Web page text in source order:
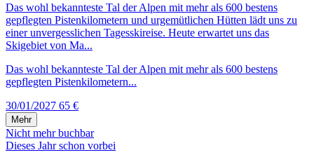
Das wohl bekannteste Tal der Alpen mit mehr als 600 bestens
gepflegten Pistenkilometern und urgemütlichen Hütten lädt uns zu
einer unvergesslichen Tagesskireise. Heute erwartet uns das
Skigebiet von Ma...
Das wohl bekannteste Tal der Alpen mit mehr als 600 bestens
gepflegten Pistenkilometern...
30/01/2027 65 €
Mehr
Nicht mehr buchbar
Dieses Jahr schon vorbei